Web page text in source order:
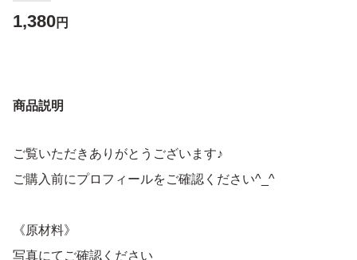
1,380円
商品説明
ご覧いただきありがとうございます♪
ご購入前にプロフィールをご確認ください^_^
《原材料》
写真にてご確認ください